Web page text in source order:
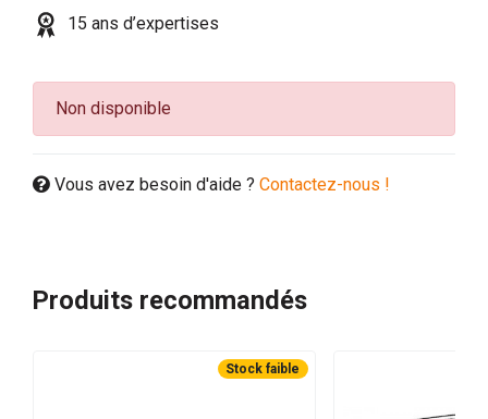
15 ans d’expertises
Non disponible
Vous avez besoin d'aide ? Contactez-nous !
Produits recommandés
Stock faible